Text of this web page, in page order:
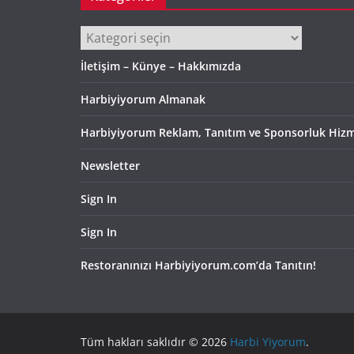
Kategoriler
İletişim – Künye – Hakkımızda
Harbiyiyorum Almanak
Harbiyiyorum Reklam, Tanıtım ve Sponsorluk
Newsletter
Sign In
Sign In
Restoranınızı Harbiyiyorum.com’da Tanıtın!
Tüm hakları saklıdır © 2026 Harbi Yiyorum.